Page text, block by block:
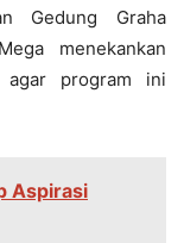
Gedung Graha
menekankan
agar program ini
Aspirasi